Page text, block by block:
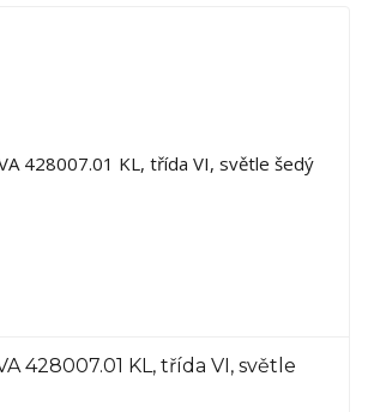
428007.01 KL, třída VI, světle